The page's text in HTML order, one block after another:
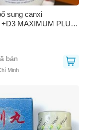
sung canxi
MAXIMUM PLUS
trợ sức khỏe xương
hấp thu canxi tối ưu
bán
Minh